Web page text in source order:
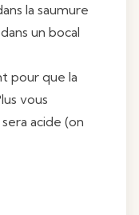
la saumure
un bocal
pour que la
vous
acide (on